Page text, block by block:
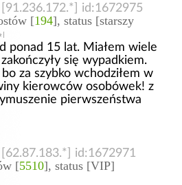
id:1672975
[194], status [starszy
ponad 15 lat. Miałem wiele
się wypadkiem.
za szybko wchodziłem w
kierowców osobówek! z
pierwszeństwa
id:1672971
[5510], status [VIP]